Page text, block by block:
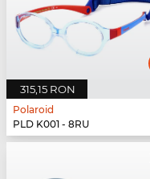
315,15 RON
Polaroid
PLD K001 - 8RU